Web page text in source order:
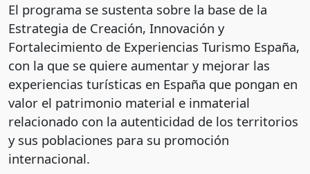
El programa se sustenta sobre la base de la
Estrategia de Creación, Innovación y
Fortalecimiento de Experiencias Turismo España,
con la que se quiere aumentar y mejorar las
experiencias turísticas en España que pongan en
valor el patrimonio material e inmaterial
relacionado con la autenticidad de los territorios
y sus poblaciones para su promoción
internacional.